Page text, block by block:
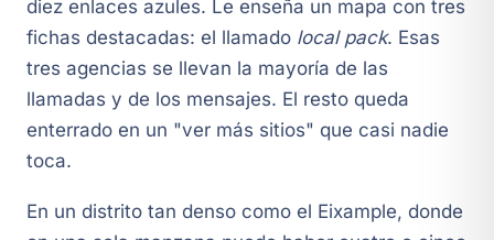
diez enlaces azules. Le enseña un mapa con tres
fichas destacadas: el llamado local pack. Esas
tres agencias se llevan la mayoría de las
llamadas y de los mensajes. El resto queda
enterrado en un "ver más sitios" que casi nadie
toca.
En un distrito tan denso como el Eixample, donde